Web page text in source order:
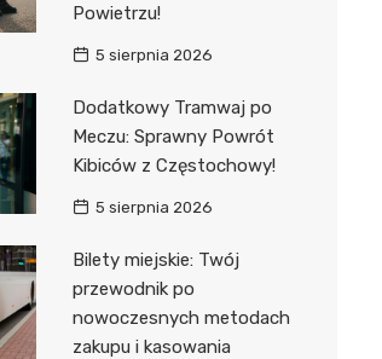
Powietrzu!
5 sierpnia 2026
Dodatkowy Tramwaj po
Meczu: Sprawny Powrót
Kibiców z Częstochowy!
5 sierpnia 2026
Bilety miejskie: Twój
przewodnik po
nowoczesnych metodach
zakupu i kasowania